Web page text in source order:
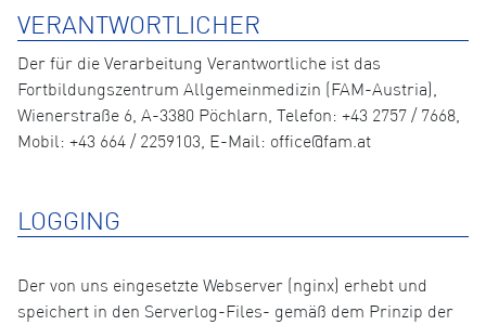
VERANTWORTLICHER
Der für die Verarbeitung Verantwortliche ist das
Fortbildungszentrum Allgemeinmedizin (FAM-Austria),
Wienerstraße 6, A-3380 Pöchlarn, Telefon: +43 2757 / 7668,
Mobil: +43 664 / 2259103, E-Mail: office@fam.at
LOGGING
Der von uns eingesetzte Webserver (nginx) erhebt und
speichert in den Serverlog-Files- gemäß dem Prinzip der